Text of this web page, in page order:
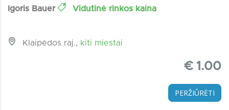
Igoris Bauer Vidutinė rinkos kaina
Klaipėdos raj., kiti miestai
€ 1.00
PERŽIŪRĖTI